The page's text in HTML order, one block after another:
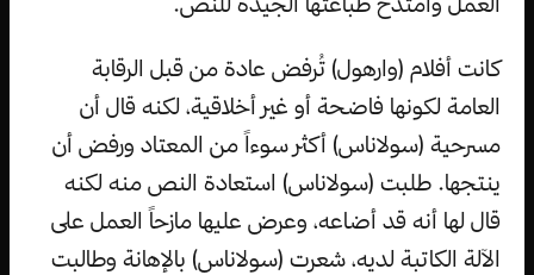
كانت أفلام (وارهول) تُرفض عادة من قبل الرقابة
العامة لكونها فاضحة أو غير أخلاقية، لكنه قال أن
مسرحية (سولاناس) أكثر سوءاً من المعتاد ورفض أن
ينتجها. طلبت (سولاناس) استعادة النص منه لكنه
قال لها أنه قد أضاعه، وعرض عليها مازحاً العمل على
الآلة الكاتبة لديه، شعرت (سولاناس) بالإهانة وطالبت